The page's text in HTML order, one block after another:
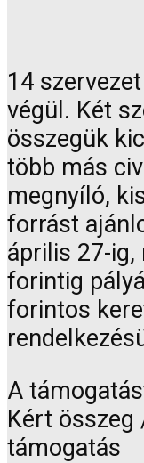
14
végül. Két
összegük
több más
megnyíló,
forrást
április 27-
forintig
forintos
A
Kért
támogatás